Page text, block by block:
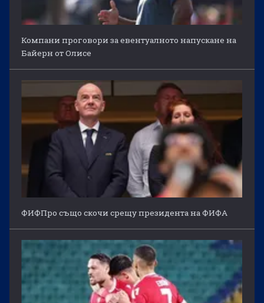
Компани проговори за евентуалното напускане на
Байерн от Олисе
ФИФПро също скочи срещу президента на ФИФА